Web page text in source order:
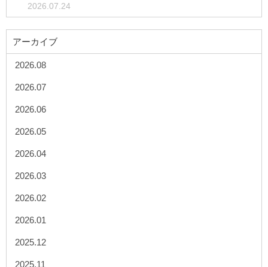
2026.07.24
アーカイブ
2026.08
2026.07
2026.06
2026.05
2026.04
2026.03
2026.02
2026.01
2025.12
2025.11